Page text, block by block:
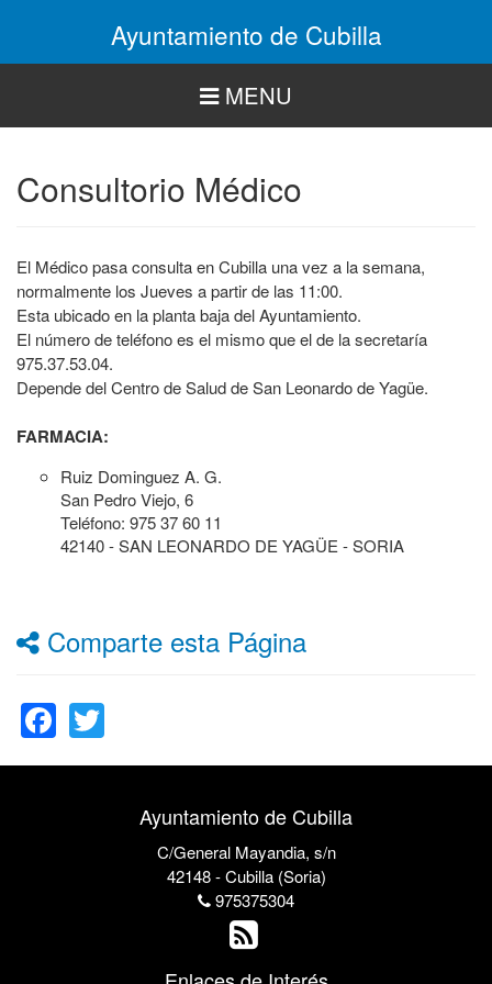
Ayuntamiento de Cubilla
MENU
Consultorio Médico
El Médico pasa consulta en Cubilla una vez a la semana,
normalmente los Jueves a partir de las 11:00.
Esta ubicado en la planta baja del Ayuntamiento.
El número de teléfono es el mismo que el de la secretaría
975.37.53.04.
Depende del Centro de Salud de San Leonardo de Yagüe.
FARMACIA:
Ruiz Dominguez A. G.
San Pedro Viejo, 6
Teléfono: 975 37 60 11
42140 - SAN LEONARDO DE YAGÜE - SORIA
Comparte esta Página
Facebook
Ayuntamiento de Cubilla
C/General Mayandia, s/n
42148 - Cubilla (Soria)
975375304